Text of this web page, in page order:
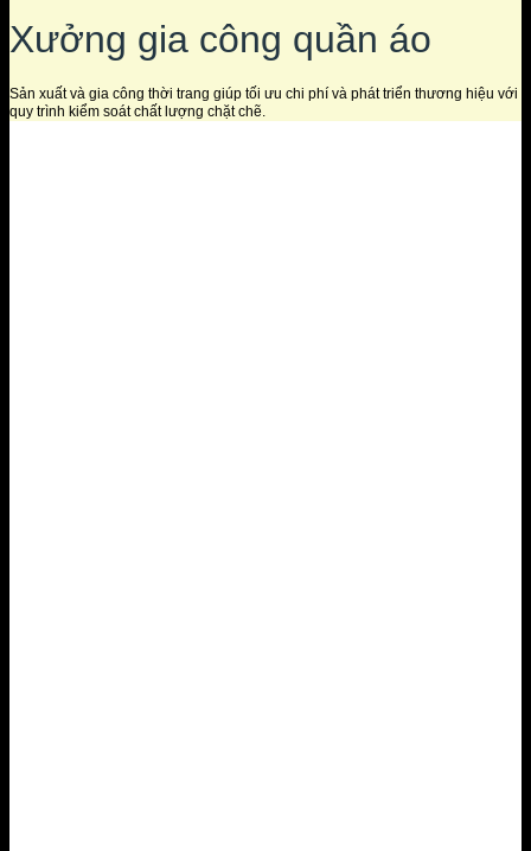
Xưởng gia công quần áo
Sản xuất và gia công thời trang giúp tối ưu chi phí và phát triển thương hiệu với
quy trình kiểm soát chất lượng chặt chẽ.